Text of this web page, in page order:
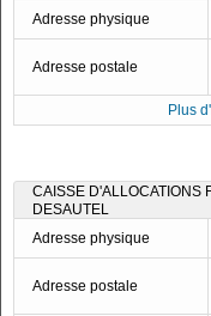
Adresse physique
Adresse postale
Plus
CAISSE D'ALLOCATIONS
DESAUTEL
Adresse physique
Adresse postale